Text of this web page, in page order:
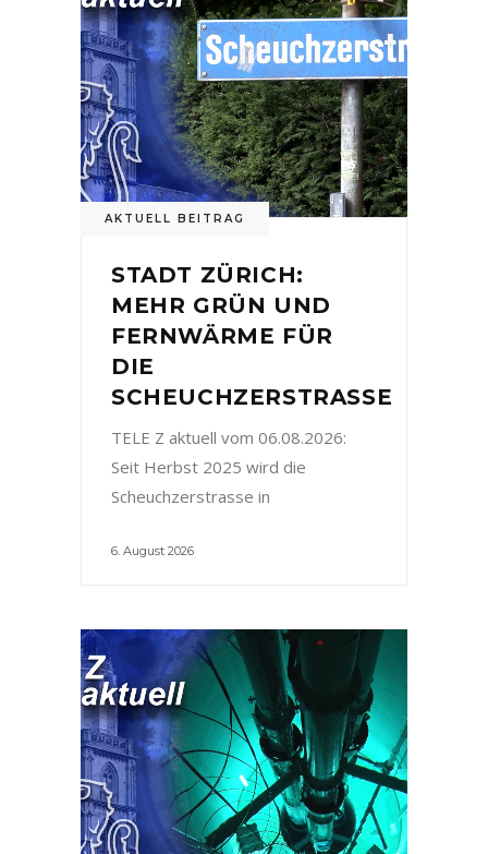
AKTUELL BEITRAG
STADT ZÜRICH:
MEHR GRÜN UND
FERNWÄRME FÜR
DIE
SCHEUCHZERSTRASSE
TELE Z aktuell vom 06.08.2026:
Seit Herbst 2025 wird die
Scheuchzerstrasse in
6. August 2026